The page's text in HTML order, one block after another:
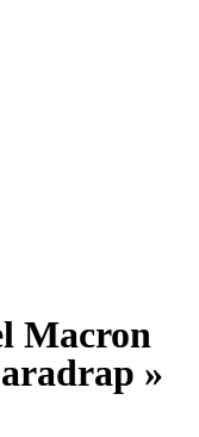
Macron
»